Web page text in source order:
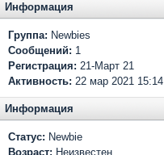
Информация
Группа: Newbies
Сообщений: 1
Регистрация: 21-Март 21
Активность: 22 мар 2021 15:14
Информация
Статус: Newbie
Возраст: Неизвестен